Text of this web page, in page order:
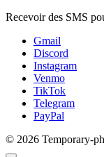
Recevoir des SMS
Gmail
Discord
Instagram
Venmo
TikTok
Telegram
PayPal
© 2026 Temporary-